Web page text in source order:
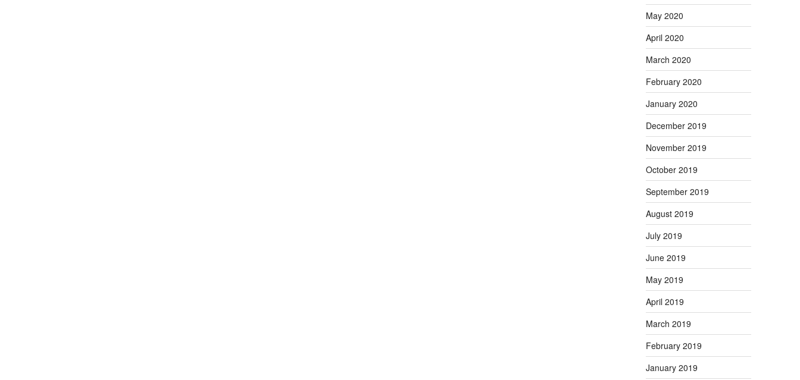
May 2020
April 2020
March 2020
February 2020
January 2020
December 2019
November 2019
October 2019
September 2019
August 2019
July 2019
June 2019
May 2019
April 2019
March 2019
February 2019
January 2019